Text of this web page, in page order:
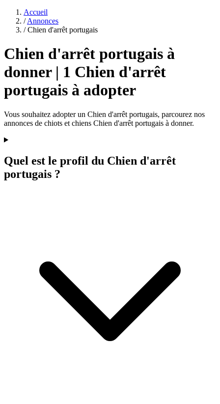
Accueil
/ Annonces
/ Chien d'arrêt portugais
Chien d'arrêt portugais à
donner | 1 Chien d'arrêt
portugais à adopter
Vous souhaitez adopter un Chien d'arrêt portugais, parcourez nos
annonces de chiots et chiens Chien d'arrêt portugais à donner.
Quel est le profil du Chien d'arrêt
portugais ?